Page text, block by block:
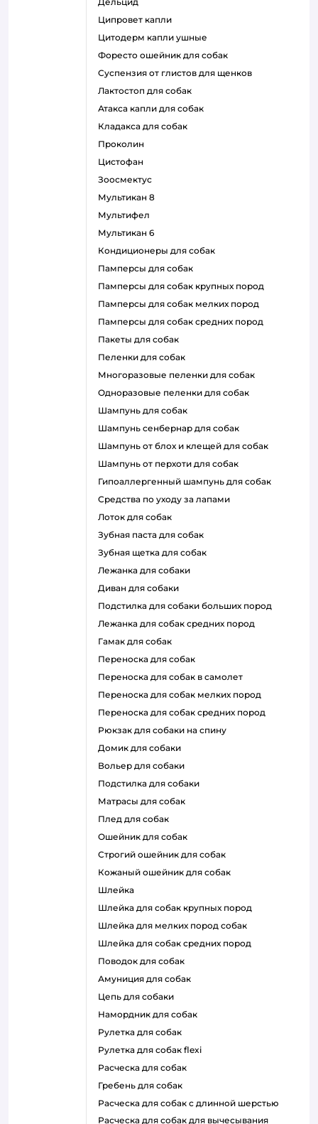
ципровет капли
цитодерм капли ушные
форесто ошейник для собак
суспензия от глистов для щенков
лактостоп для собак
атакса капли для собак
кладакса для собак
проколин
цистофан
зоосмектус
мультикан 8
мультифел
мультикан 6
кондиционеры для собак
памперсы для собак
памперсы для собак крупных пород
памперсы для собак мелких пород
памперсы для собак средних пород
пакеты для собак
пеленки для собак
многоразовые пеленки для собак
одноразовые пеленки для собак
шампунь для собак
шампунь сенбернар для собак
шампунь от блох и клещей для собак
шампунь от перхоти для собак
гипоаллергенный шампунь для собак
средства по уходу за лапами
лоток для собак
зубная паста для собак
зубная щетка для собак
лежанка для собаки
диван для собаки
подстилка для собаки больших пород
лежанка для собак средних пород
гамак для собак
переноска для собак
переноска для собак в самолет
переноска для собак мелких пород
переноска для собак средних пород
рюкзак для собаки на спину
домик для собаки
вольер для собаки
подстилка для собаки
матрасы для собак
плед для собак
ошейник для собак
строгий ошейник для собак
кожаный ошейник для собак
шлейка
шлейка для собак крупных пород
шлейка для мелких пород собак
шлейка для собак средних пород
поводок для собак
амуниция для собак
цепь для собаки
намордник для собак
рулетка для собак
рулетка для собак flexi
расческа для собак
гребень для собак
расческа для собак с длинной шерстью
расческа для собак для вычесывания